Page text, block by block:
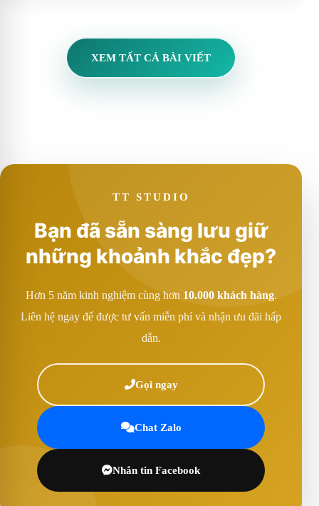
XEM TẤT CẢ BÀI VIẾT
TT STUDIO
Bạn đã sẵn sàng lưu giữ
những khoảnh khắc đẹp?
Hơn 5 năm kinh nghiệm cùng hơn 10.000 khách hàng.
Liên hệ ngay để được tư vấn miễn phí và nhận ưu đãi hấp
dẫn.
Gọi ngay
Chat Zalo
Nhắn tin Facebook